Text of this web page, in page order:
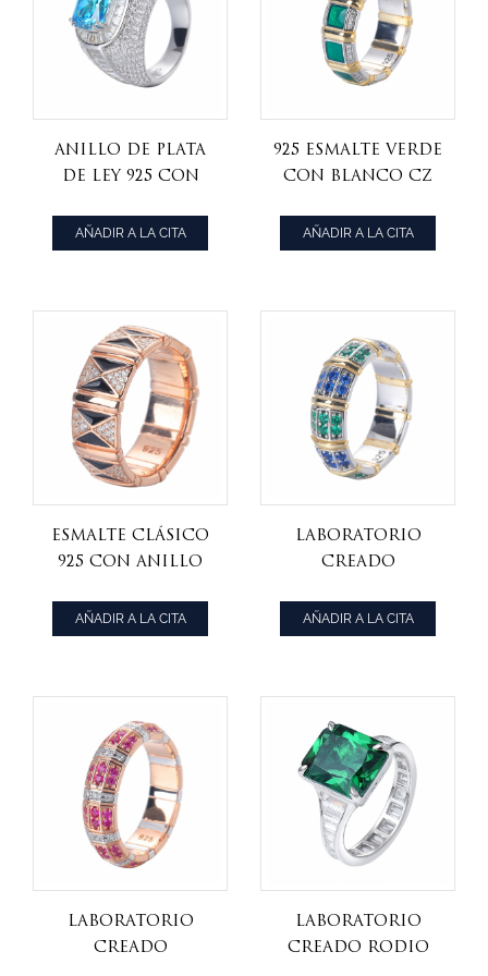
Anillo de plata
de ley 925 con
y azul agua de
fantasía
AÑADIR A LA CITA
925 esmalte verde
Con blanco CZ
amarillo sobre
plata de ley
AÑADIR A LA CITA
Esmalte clásico
925 Con anillo
blanco sobre
plata esterlina
AÑADIR A LA CITA
laboratorio
creado
zafiro oro
amarillo y
sobre plata de
AÑADIR A LA CITA
laboratorio
creado
laboratorio
creado rodio